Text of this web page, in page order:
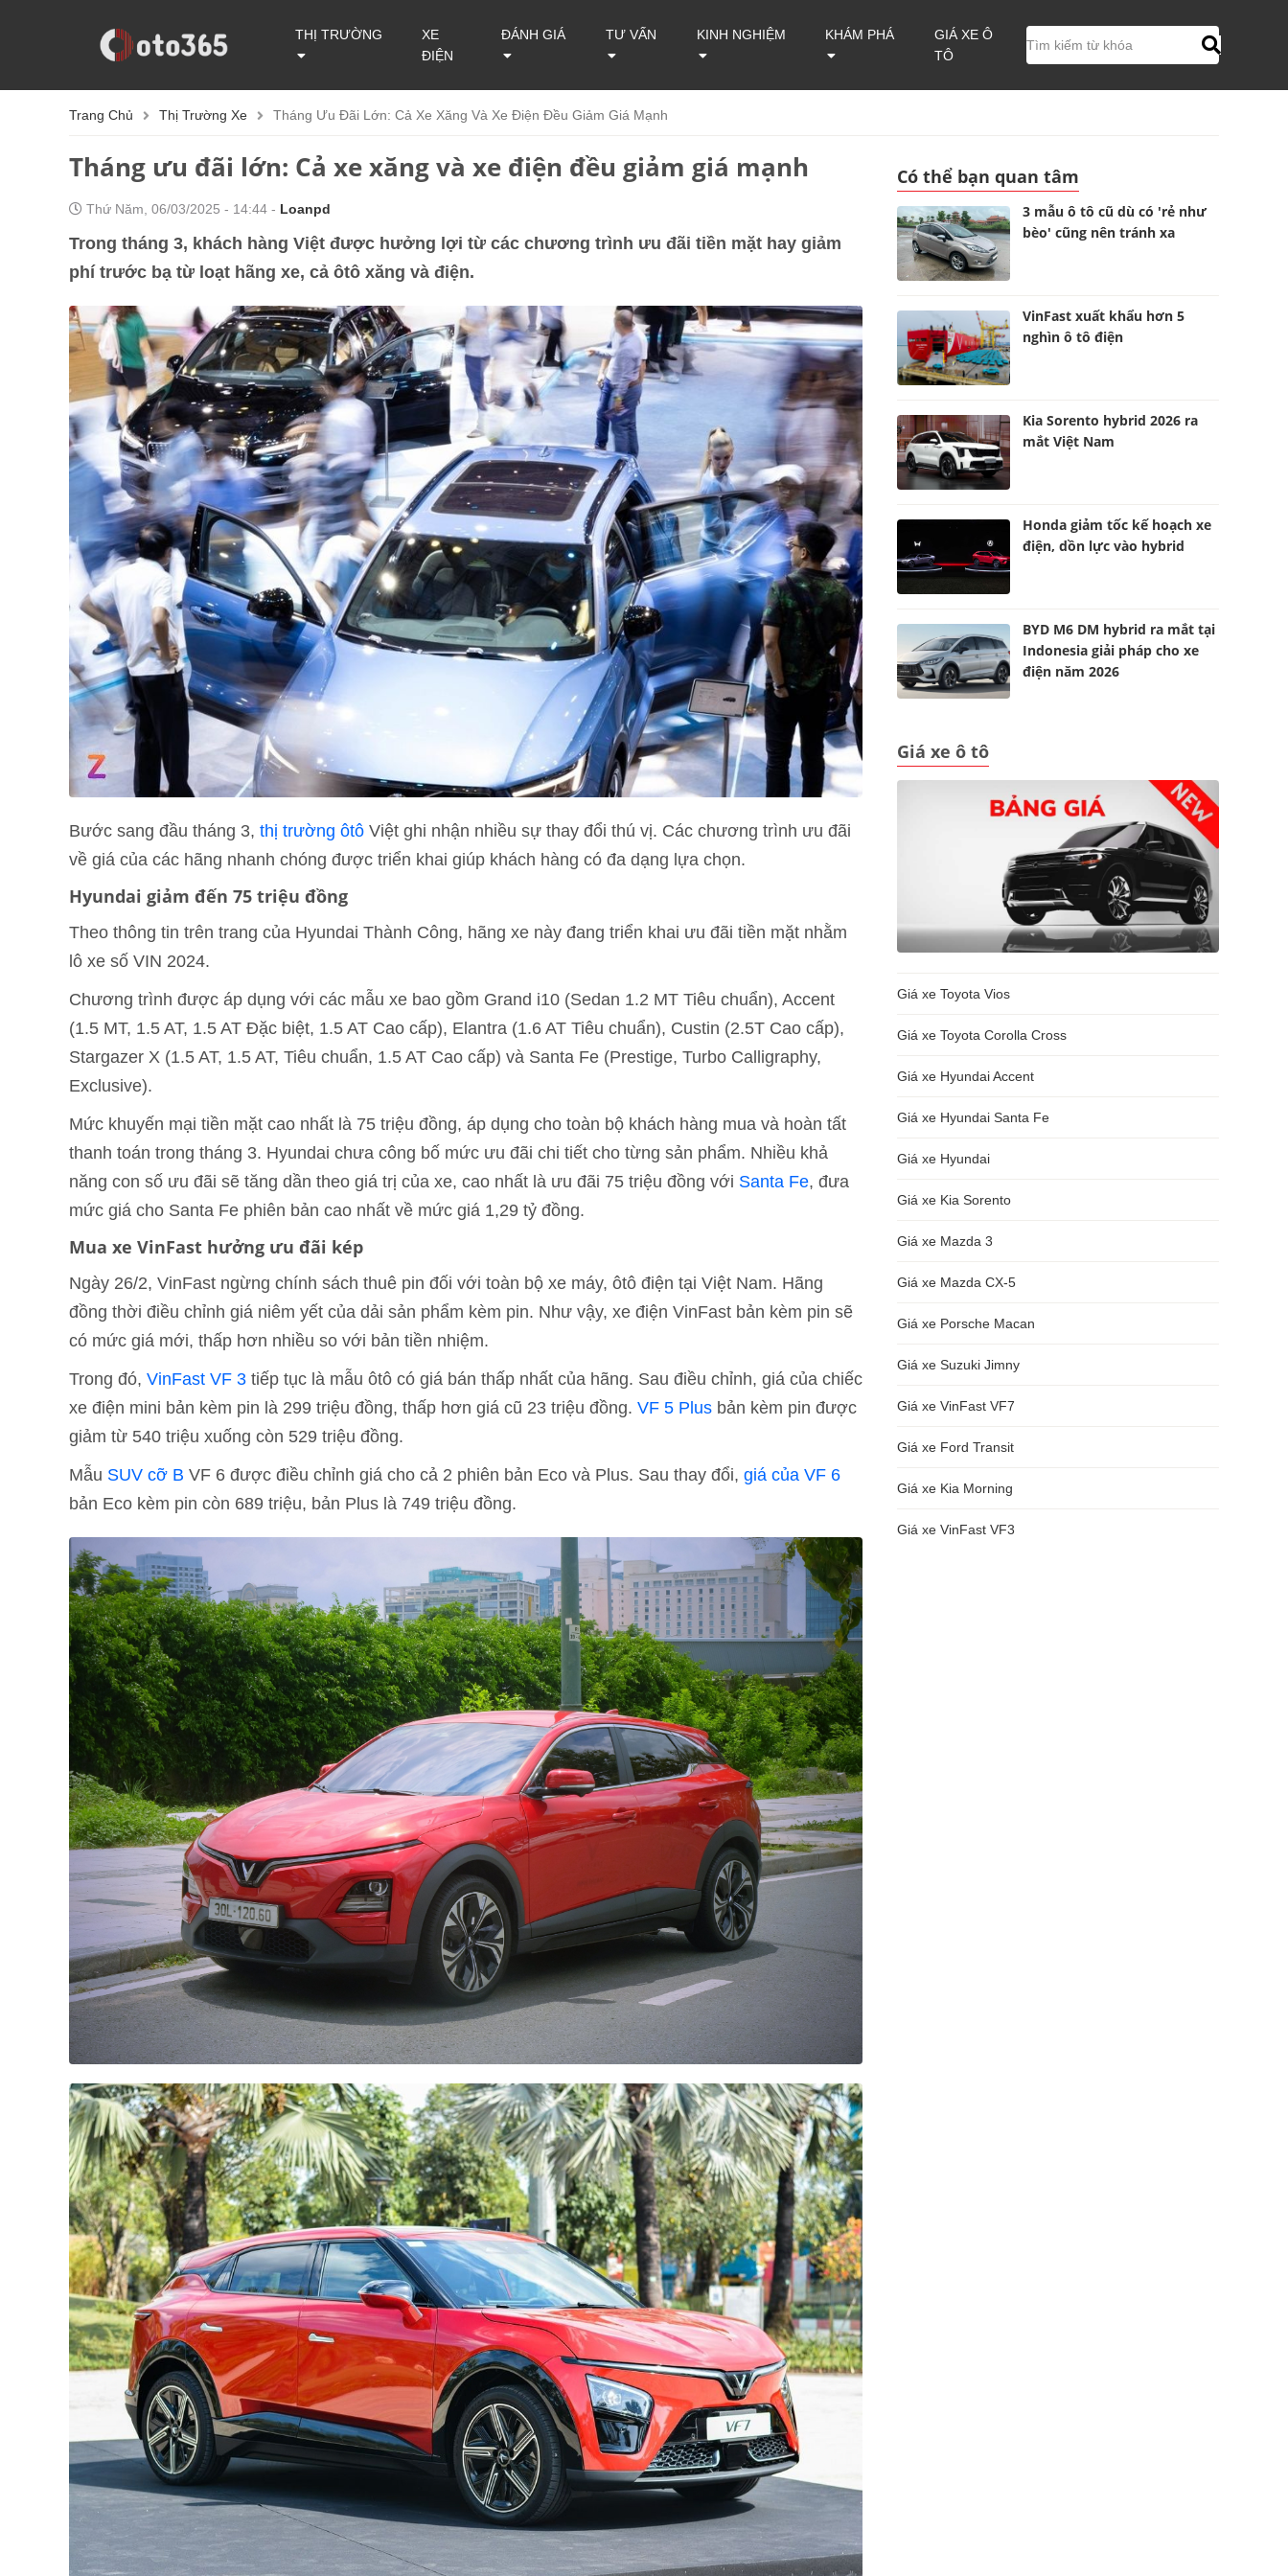
THỊ TRƯỜNG
XE
ĐIỆN
ĐÁNH GIÁ TƯ VẤN KINH NGHIỆM KHÁM PHÁ
GIÁ XE Ô
TÔ
Trang Chủ Thị Trường Xe Tháng Ưu Đãi Lớn: Cả Xe Xăng Và Xe Điện Đều Giảm Giá Mạnh
Tháng ưu đãi lớn: Cả xe xăng và xe điện đều giảm giá mạnh
Thứ Năm, 06/03/2025 - 14:44 - Loanpd
Trong tháng 3, khách hàng Việt được hưởng lợi từ các chương trình ưu đãi tiền mặt hay giảm
phí trước bạ từ loạt hãng xe, cả ôtô xăng và điện.
Bước sang đầu tháng 3, thị trường ôtô Việt ghi nhận nhiều sự thay đổi thú vị. Các chương trình ưu đãi
về giá của các hãng nhanh chóng được triển khai giúp khách hàng có đa dạng lựa chọn.
Hyundai giảm đến 75 triệu đồng
Theo thông tin trên trang của Hyundai Thành Công, hãng xe này đang triển khai ưu đãi tiền mặt nhằm
lô xe số VIN 2024.
Chương trình được áp dụng với các mẫu xe bao gồm Grand i10 (Sedan 1.2 MT Tiêu chuẩn), Accent
(1.5 MT, 1.5 AT, 1.5 AT Đặc biệt, 1.5 AT Cao cấp), Elantra (1.6 AT Tiêu chuẩn), Custin (2.5T Cao cấp),
Stargazer X (1.5 AT, 1.5 AT, Tiêu chuẩn, 1.5 AT Cao cấp) và Santa Fe (Prestige, Turbo Calligraphy,
Exclusive).
Mức khuyến mại tiền mặt cao nhất là 75 triệu đồng, áp dụng cho toàn bộ khách hàng mua và hoàn tất
thanh toán trong tháng 3. Hyundai chưa công bố mức ưu đãi chi tiết cho từng sản phẩm. Nhiều khả
năng con số ưu đãi sẽ tăng dần theo giá trị của xe, cao nhất là ưu đãi 75 triệu đồng với Santa Fe, đưa
mức giá cho Santa Fe phiên bản cao nhất về mức giá 1,29 tỷ đồng.
Mua xe VinFast hưởng ưu đãi kép
Ngày 26/2, VinFast ngừng chính sách thuê pin đối với toàn bộ xe máy, ôtô điện tại Việt Nam. Hãng
đồng thời điều chỉnh giá niêm yết của dải sản phẩm kèm pin. Như vậy, xe điện VinFast bản kèm pin sẽ
có mức giá mới, thấp hơn nhiều so với bản tiền nhiệm.
Trong đó, VinFast VF 3 tiếp tục là mẫu ôtô có giá bán thấp nhất của hãng. Sau điều chỉnh, giá của chiếc
xe điện mini bản kèm pin là 299 triệu đồng, thấp hơn giá cũ 23 triệu đồng. VF 5 Plus bản kèm pin được
giảm từ 540 triệu xuống còn 529 triệu đồng.
Mẫu SUV cỡ B VF 6 được điều chỉnh giá cho cả 2 phiên bản Eco và Plus. Sau thay đổi, giá của VF 6
bản Eco kèm pin còn 689 triệu, bản Plus là 749 triệu đồng.
Có thể bạn quan tâm
3 mẫu ô tô cũ dù có 'rẻ như
bèo' cũng nên tránh xa
VinFast xuất khẩu hơn 5
nghìn ô tô điện
Kia Sorento hybrid 2026 ra
mắt Việt Nam
Honda giảm tốc kế hoạch xe
điện, dồn lực vào hybrid
BYD M6 DM hybrid ra mắt tại
Indonesia giải pháp cho xe
điện năm 2026
Giá xe ô tô
Giá xe Toyota Vios
Giá xe Toyota Corolla Cross
Giá xe Hyundai Accent
Giá xe Hyundai Santa Fe
Giá xe Hyundai
Giá xe Kia Sorento
Giá xe Mazda 3
Giá xe Mazda CX-5
Giá xe Porsche Macan
Giá xe Suzuki Jimny
Giá xe VinFast VF7
Giá xe Ford Transit
Giá xe Kia Morning
Giá xe VinFast VF3